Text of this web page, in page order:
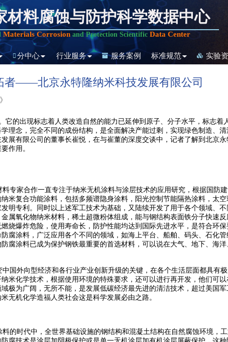
材料腐蚀与防护科学数据中心
Materials Corrosionand Protection Scientific Data Center
分中心 行业服务 服务案例 标准规范 实验
者——北京永特隆纳米科技发展有限公司
的出现标志着人类改造自然的能力已延伸到原子、分子水平，标志
理念，完全不同的成份结构，是全面解决产能过剩，实现绿色制造、
展有限公司的董事长崔悦，在与崔董的深度交谈中，记者了解到北京
作用。
专家合作一直专注于纳米无机涂料与涂层技术的应用研究，根据国防
米复合功能涂料，包括多频谱隐身涂料，阳光控制节能隔热涂料，太
明专利。同时以上述军工技术为基础，又陆续开发了用于各个领域、
属氧化物纳米材料，稀土超微粉体组成，能与钢结构表面铁分子快速
烧爆炸危险，使用寿命长，防护性能均达到国际先进水平，是符合环
腐涂料，广泛应用各个不同的领域，如海上平台、船舶、码头、石化
涂料已成为保护钢铁最重要的首选材料，可以说在大气、地下、海
国外向型经济和各行业产业创新升级的关键，在各个生活层面都具有
米化学技术，根据使用环境的特殊要求，还可以进行再开发，他们可
极为广阔，无所不能，是发展低碳经济最先进的清洁技术，超过美国军
无机化学造福人类社会这是科学发展必由之路。
时代中，全世界基础设施的钢结构和混凝土结构在自然腐蚀环境，